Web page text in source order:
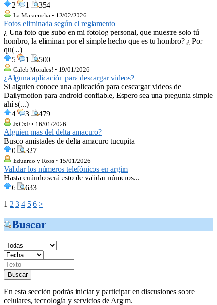
2
1 354
La Maracucha • 12/02/2026
Fotos eliminada según el reglamento
¿ Una foto que subo en mi fotolog personal, que muestre solo tú
hombro, la eliminan por el simple hecho que es tu hombro? ¿ Por
qu(...)
5
1 500
Caleb Morales! • 19/01/2026
¿Alguna aplicación para descargar videos?
Si alguien conoce una aplicación para descargar videos de
Dailymotion para android confiable, Espero sea una pregunta simple
ahí s(...)
4
3 479
JxCxF • 16/01/2026
Alguien mas del delta amacuro?
Busco amistades de delta amacuro tucupita
0
327
Eduardo y Ross • 15/01/2026
Validar los números telefónicos en argim
Hasta cuándo será esto de validar números...
6
633
1 2 3 4 5 6 >
Buscar
En esta sección podrás iniciar y participar en discusiones sobre
celulares, tecnología y servicios de Argim.